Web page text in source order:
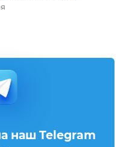
наш Telegram